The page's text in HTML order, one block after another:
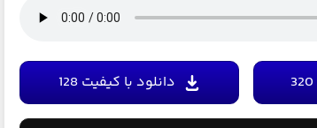
دانلود با کیفیت 128